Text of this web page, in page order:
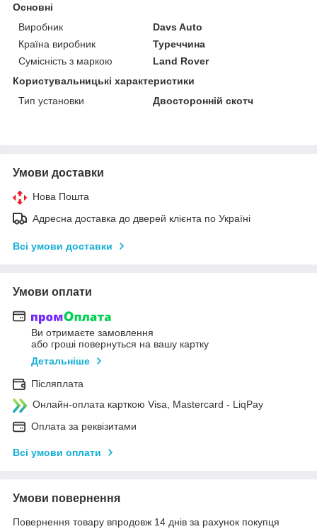
Основні
Виробник
Davs Auto
Країна виробник
Туреччина
Сумісність з маркою
Land Rover
Користувальницькі характеристики
Тип установки
Двосторонній скотч
Умови доставки
Нова Пошта
Адресна доставка до дверей клієнта по Україні
Всі умови доставки
Умови оплати
Ви отримаєте замовлення
або гроші повернуться на вашу картку
Детальніше
Післяплата
Онлайн-оплата карткою Visa, Mastercard - LiqPay
Оплата за реквізитами
Всі умови оплати
Умови повернення
Повернення товару впродовж 14 днів за рахунок покупця